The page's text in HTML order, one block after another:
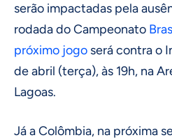
serão impactadas pela
rodada do Campeonato
próximo jogo será contra o
de abril (terça), às 19h, na
Lagoas.
Já a Colômbia, na próxima